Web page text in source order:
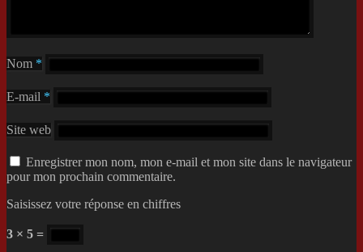
Nom *
E-mail *
Site web
Enregistrer mon nom, mon e-mail et mon site dans le navigateur
pour mon prochain commentaire.
Saisissez votre réponse en chiffres
3 × 5 =